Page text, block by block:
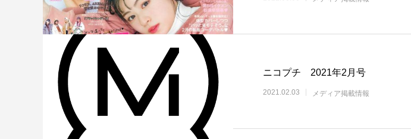
ニコプチ 2021年2月号
2021.02.03 メディア掲載情報